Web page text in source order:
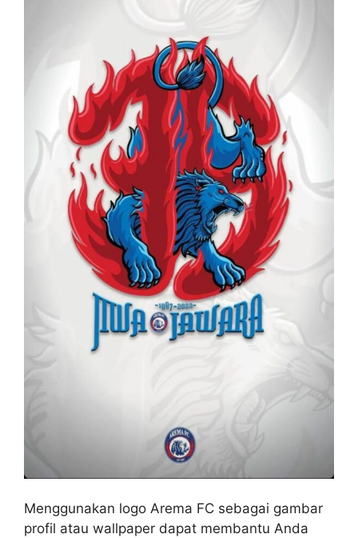
Menggunakan logo Arema FC sebagai gambar
profil atau wallpaper dapat membantu Anda